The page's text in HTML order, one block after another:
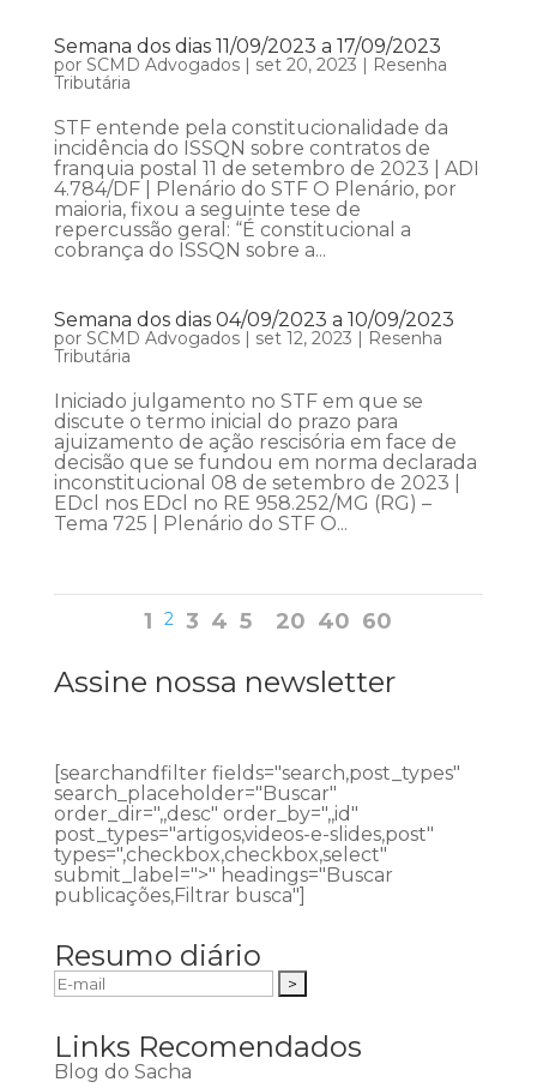
Semana dos dias 11/09/2023 a 17/09/2023
por SCMD Advogados| set 20, 2023 | Resenha
Tributária
STF entende pela constitucionalidade da
incidência do ISSQN sobre contratos de
franquia postal 11 de setembro de 2023 | ADI
4.784/DF | Plenário do STF O Plenário, por
maioria, fixou a seguinte tese de
repercussão geral: “É constitucional a
cobrança do ISSQN sobre a...
Semana dos dias 04/09/2023 a 10/09/2023
por SCMD Advogados| set 12, 2023 | Resenha
Tributária
Iniciado julgamento no STF em que se
discute o termo inicial do prazo para
ajuizamento de ação rescisória em face de
decisão que se fundou em norma declarada
inconstitucional 08 de setembro de 2023 |
EDcl nos EDcl no RE 958.252/MG (RG) –
Tema 725 | Plenário do STF O...
1 2 3 4 5 20 40 60
Assine nossa newsletter
[searchandfilter fields="search,post_types"
search_placeholder="Buscar"
order_dir=",,desc" order_by=",,id"
post_types="artigos,videos-e-slides,post"
types=",checkbox,checkbox,select"
submit_label=">" headings="Buscar
publicações,Filtrar busca"]
Resumo diário
Links Recomendados
Blog do Sacha